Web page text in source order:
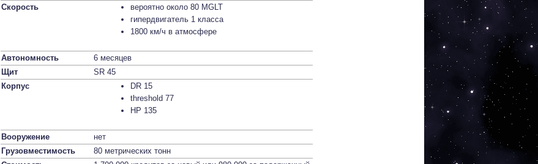
Скорость
вероятно около 80 MGLT
гипердвигатель 1 класса
1800 км/ч в атмосфере
Автономность
6 месяцев
Щит
SR 45
Корпус
DR 15
threshold 77
HP 135
Вооружение
нет
Грузовместимость
80 метрических тонн